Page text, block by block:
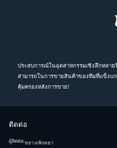
ติดต่อ
ผู้ติดต่อ:หยางเฟิงหยา
ประสบการณ์ในอุตสาหกรรมเชิงลึกหลา
สามารถในการขายสินค้าของทีมที่แข็งแ
คุ้มครองหลังการขาย!